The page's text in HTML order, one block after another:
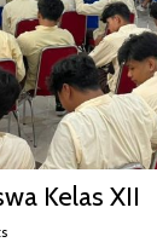
Kelas XII